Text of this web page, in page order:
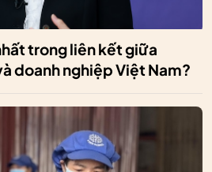
trong liên kết giữa
doanh nghiệp Việt Nam?